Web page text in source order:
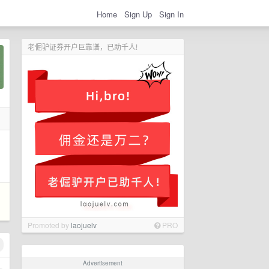
Home Sign Up Sign In
老倔驴证券开户巨靠谱，已助千人!
Promoted bylaojuelv PRO
Advertisement